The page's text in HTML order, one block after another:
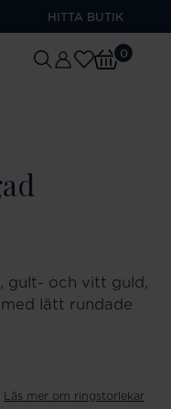
HITTA BUTIK
0
gult- och vitt guld,
lätt rundade
Läs mer om ringstorlekar